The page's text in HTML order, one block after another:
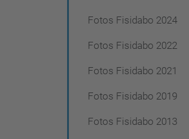
Fotos Fisidabo 2024
Fotos Fisidabo 2022
Fotos Fisidabo 2021
Fotos Fisidabo 2019
Fotos Fisidabo 2013